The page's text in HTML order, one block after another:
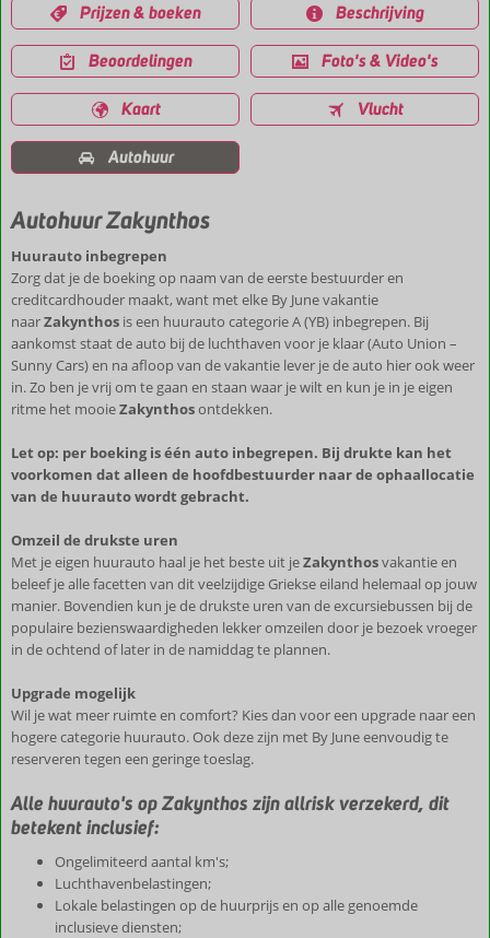
Prijzen & boeken Beschrijving
Beoordelingen Foto's & Video's
Kaart Vlucht
Autohuur
Autohuur Zakynthos
Huurauto inbegrepen
Zorg dat je de boeking op naam van de eerste bestuurder en
creditcardhouder maakt, want met elke By June vakantie
naarZakynthos is een huurauto categorie A (YB) inbegrepen. Bij
aankomst staat de auto bij de luchthaven voor je klaar (Auto Union –
Sunny Cars) en na afloop van de vakantie lever je de auto hier ook weer
in. Zo ben je vrij om te gaan en staan waar je wilt en kun je in je eigen
ritme het mooieZakynthosontdekken.
Let op: per boeking is één auto inbegrepen. Bij drukte kan het
voorkomen dat alleen de hoofdbestuurder naar de ophaallocatie
van de huurauto wordt gebracht.
Omzeil de drukste uren
Met je eigen huurauto haal je het beste uit jeZakynthosvakantie en
beleef je alle facetten van dit veelzijdige Griekse eiland helemaal op jouw
manier. Bovendien kun je de drukste uren van de excursiebussen bij de
populaire bezienswaardigheden lekker omzeilen door je bezoek vroeger
in de ochtend of later in de namiddag te plannen.
Upgrade mogelijk
Wil je wat meer ruimte en comfort? Kies dan voor een upgrade naar een
hogere categorie huurauto. Ook deze zijn met By June eenvoudig te
reserveren tegen een geringe toeslag.
Alle huurauto's op Zakynthos zijn allrisk verzekerd, dit
betekent inclusief:
Ongelimiteerd aantal km's;
Luchthavenbelastingen;
Lokale belastingen op de huurprijs en op alle genoemde
inclusieve diensten;